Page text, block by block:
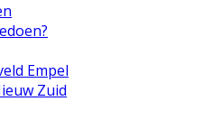
Empel
Zuid